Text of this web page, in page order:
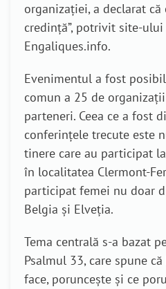
organizației, a declarat că
credință”, potrivit site-
Engaliques.info.
Evenimentul a fost
comun a 25 de
parteneri. Ceea ce a fost
conferințele trecute este
tinere care au participat
în localitatea Clermont-
participat femei nu doar
Belgia și Elveția.
Tema centrală s-a bazat
Psalmul 33, care spune
face, poruncește și ce